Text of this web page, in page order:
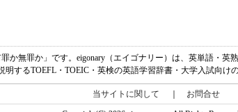
か無罪か」です。eigonary（エイゴナリー）は、英単語・
明するTOEFL・TOEIC・英検の英語学習辞書・大学入試向け
当サイトに関して お問合せ